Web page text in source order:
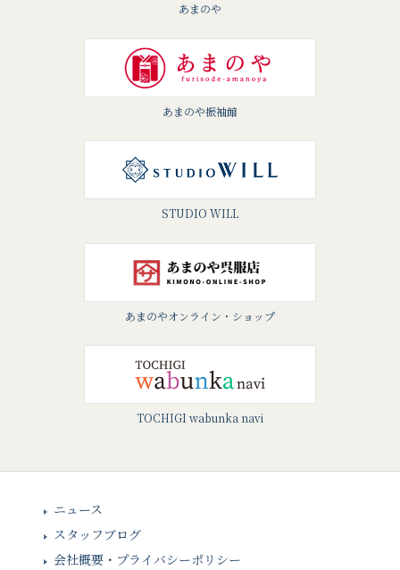
あまのや
あまのや振袖館
STUDIO WILL
あまのやオンライン・ショップ
TOCHIGI wabunka navi
ニュース
スタッフブログ
会社概要・プライバシーポリシー